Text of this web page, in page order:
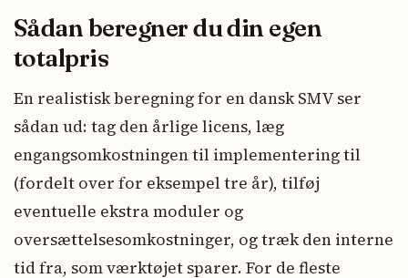
Sådan beregner du din egen
totalpris
En realistisk beregning for en dansk SMV ser
sådan ud: tag den årlige licens, læg
engangsomkostningen til implementering til
(fordelt over for eksempel tre år), tilføj
eventuelle ekstra moduler og
oversættelsesomkostninger, og træk den interne
tid fra, som værktøjet sparer. For de fleste